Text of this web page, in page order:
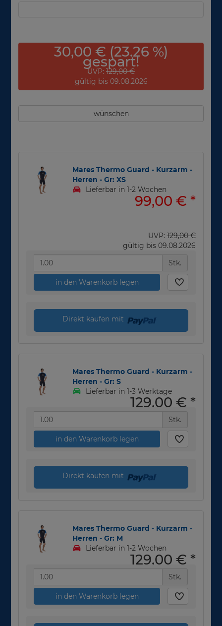
30,00 € (23.26 %)
gespart!
UVP: 129,00 €
gültig bis 09.08.2026
wünschen
Mares Thermo Guard - Kurzarm -
Herren - Gr: XS
Lieferbar in 1-2 Wochen
99,00 € *
UVP:129,00 €
gültig bis 09.08.2026
Stk.
in den Warenkorb legen
Direkt kaufen mit
Mares Thermo Guard - Kurzarm -
Herren - Gr: S
Lieferbar in 1-3 Werktage
129,00 € *
Stk.
in den Warenkorb legen
Direkt kaufen mit
Mares Thermo Guard - Kurzarm -
Herren - Gr: M
Lieferbar in 1-2 Wochen
129,00 € *
Stk.
in den Warenkorb legen